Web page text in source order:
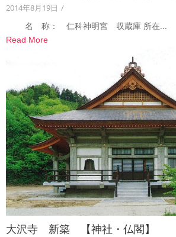
2014年8月19日 /
名 称： 仁科神明宮 収蔵庫 所在...
Read More
大沢寺 新築 【神社・仏閣】